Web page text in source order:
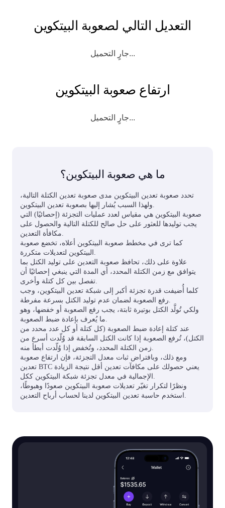
التعديل التالي لصعوبة البيتكوين
جارٍ التحميل...
ارتفاع صعوبة البيتكوين
جارٍ التحميل...
ما هي صعوبة البيتكوين؟
تحدد صعوبة تعدين البيتكوين مدى صعوبة تعدين الكتلة التالية،
صعوبة البيتكوين هي مقياس لعدد عمليات التجزئة (إحصائيًا) التي
يجب توليدها للعثور على حل صالح للكتلة التالية والحصول على
كما ترى في مخطط صعوبة البيتكوين أعلاه، تخضع صعوبة
علاوة على ذلك، تحافظ صعوبة التعدين على توليد الكتل بما
يتوافق مع زمن الكتلة المحدد، أي المدة التي ينبغي إحصائيًا أن
كلما أُضيفت قدرة تجزئة أكبر إلى شبكة تعدين البيتكوين، وجب
ولكي تُولَّد الكتل بوتيرة ثابتة، يجب رفع الصعوبة أو خفضها، وهو
عند كتلة إعادة ضبط الصعوبة (كل كتلة أو كل عدد محدد من
الكتل)، تُرفع الصعوبة إذا كانت الكتل السابقة قد وُلّدت أسرع من
ومع ذلك، وبافتراض ثبات معدل التجزئة، فإن ارتفاع صعوبة
تعدين BTC يعني حصولك على مكافآت تعدين أقل نتيجة الزيادة
ونظرًا لتكرار تغيّر تعديلات صعوبة البيتكوين صعودًا وهبوطًا،